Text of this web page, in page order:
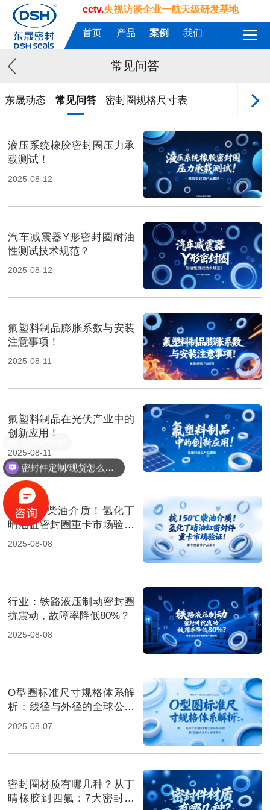
cctv.央视访谈企业一航天级研发基地
首页 产品 案例 我们
常见问答
东晟动态 常见问答 密封圈规格尺寸表
液压系统橡胶密封圈压力承
载测试！
2025-08-12
汽车减震器Y形密封圈耐油
性测试技术规范？
2025-08-12
氟塑料制品膨胀系数与安装
注意事项！
2025-08-11
氟塑料制品在光伏产业中的
创新应用！
2025-08-11
抗150℃柴油介质！氢化丁
晴油缸密封圈重卡市场验证‌
！
2025-08-08
行业‌：铁路液压制动密封圈
抗震动，故障率降低80%？
2025-08-08
O型圈标准尺寸规格体系解
析：线径与外径的全球公差
体系解析！
2025-08-07
密封圈材质有哪几种？从丁
晴橡胶到四氟：7大密封材
定制密封件